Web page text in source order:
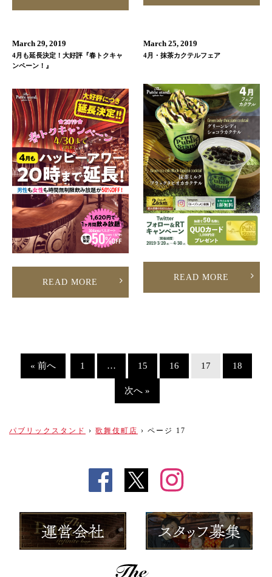
March 29, 2019
4月も延長決定！大好評『春トクキャ
ンペーン！』
READ MORE
March 25, 2019
4月・抹茶カクテルフェア
READ MORE
« 前へ 1 … 15 16 17 18
次へ »
パブリックスタンド › 歌舞伎町店 › ページ 17